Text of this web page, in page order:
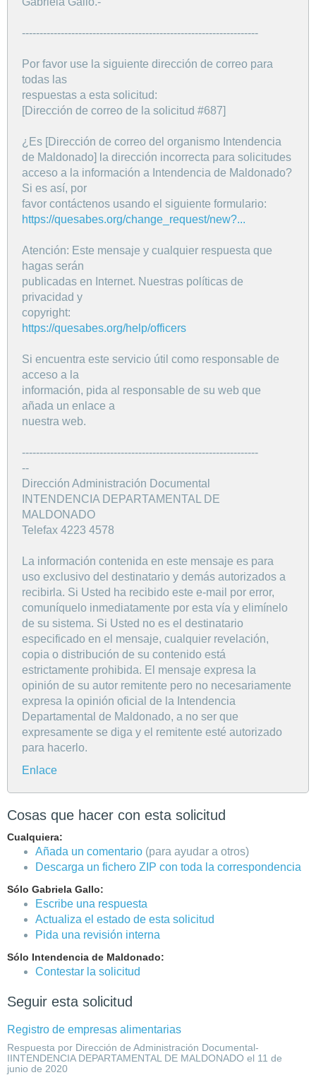
-------------------------------------------------------------------
Por favor use la siguiente dirección de correo para
todas las
respuestas a esta solicitud:
[Dirección de correo de la solicitud #687]
¿Es [Dirección de correo del organismo Intendencia
de Maldonado] la dirección incorrecta para solicitudes
acceso a la información a Intendencia de Maldonado?
Si es así, por
favor contáctenos usando el siguiente formulario:
https://quesabes.org/change_request/new?...
Atención: Este mensaje y cualquier respuesta que
hagas serán
publicadas en Internet. Nuestras políticas de
privacidad y
copyright:
https://quesabes.org/help/officers
Si encuentra este servicio útil como responsable de
acceso a la
información, pida al responsable de su web que
añada un enlace a
nuestra web.
-------------------------------------------------------------------
--
Dirección Administración Documental
INTENDENCIA DEPARTAMENTAL DE
MALDONADO
Telefax 4223 4578
La información contenida en este mensaje es para
uso exclusivo del destinatario y demás autorizados a
recibirla. Si Usted ha recibido este e-mail por error,
comuníquelo inmediatamente por esta vía y elimínelo
de su sistema. Si Usted no es el destinatario
especificado en el mensaje, cualquier revelación,
copia o distribución de su contenido está
estrictamente prohibida. El mensaje expresa la
opinión de su autor remitente pero no necesariamente
expresa la opinión oficial de la Intendencia
Departamental de Maldonado, a no ser que
expresamente se diga y el remitente esté autorizado
para hacerlo.
Enlace
Cosas que hacer con esta solicitud
Cualquiera:
Añada un comentario (para ayudar a otros)
Descarga un fichero ZIP con toda la correspondencia
Sólo Gabriela Gallo:
Escribe una respuesta
Actualiza el estado de esta solicitud
Pida una revisión interna
Sólo Intendencia de Maldonado:
Contestar la solicitud
Seguir esta solicitud
Registro de empresas alimentarias
Respuesta por Dirección de Administración Documental-
IINTENDENCIA DEPARTAMENTAL DE MALDONADO el 11 de
junio de 2020